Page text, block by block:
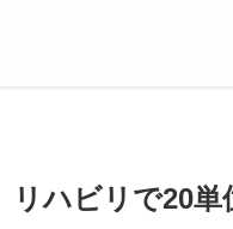
リハビリで20